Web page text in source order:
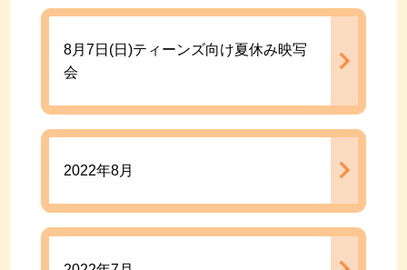
8月7日(日)ティーンズ向け夏休み映写
会
2022年8月